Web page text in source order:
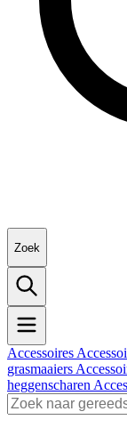
Zoek
Accessoires
grasmaaiers
heggenscharen